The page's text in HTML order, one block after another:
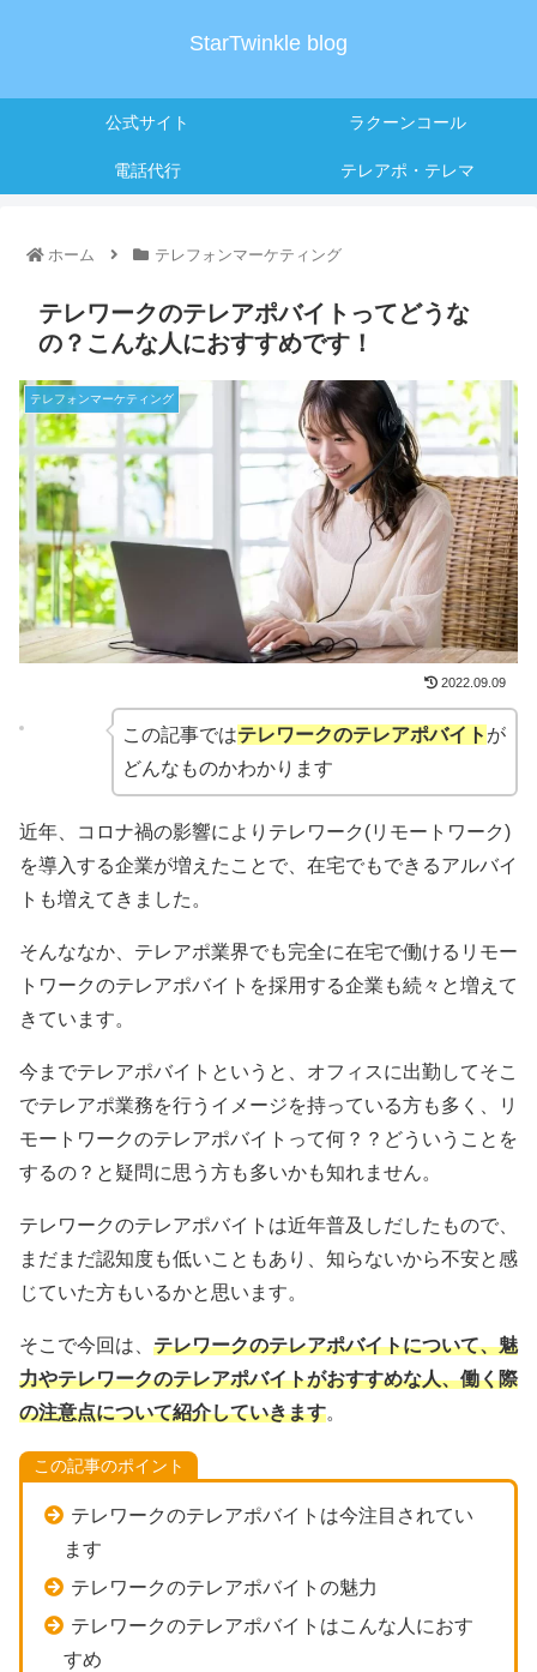
StarTwinkle blog
公式サイト ラクーンコール
電話代行 テレアポ・テレマ
ホーム テレフォンマーケティング
テレワークのテレアポバイトってどうな
の？こんな人におすすめです！
テレフォンマーケティング
2022.09.09
この記事ではテレワークのテレアポバイト が
どんなものかわかります
近年、コロナ禍の影響によりテレワーク(リモートワーク)
を導入する企業が増えたことで、在宅でもできるアルバイ
トも増えてきました。
そんななか、テレアポ業界でも完全に在宅で働けるリモー
トワークのテレアポバイトを採用する企業も続々と増えて
きています。
今までテレアポバイトというと、オフィスに出勤してそこ
でテレアポ業務を行うイメージを持っている方も多く、リ
モートワークのテレアポバイトって何？？どういうことを
するの？と疑問に思う方も多いかも知れません。
テレワークのテレアポバイトは近年普及しだしたもので、
まだまだ認知度も低いこともあり、知らないから不安と感
じていた方もいるかと思います。
そこで今回は、 テレワークのテレアポバイトについて、魅
力やテレワークのテレアポバイトがおすすめな人、働く際
の注意点について紹介していきます。
この記事のポイント
テレワークのテレアポバイトは今注目されてい
ます
テレワークのテレアポバイトの魅力
テレワークのテレアポバイトはこんな人におす
すめ